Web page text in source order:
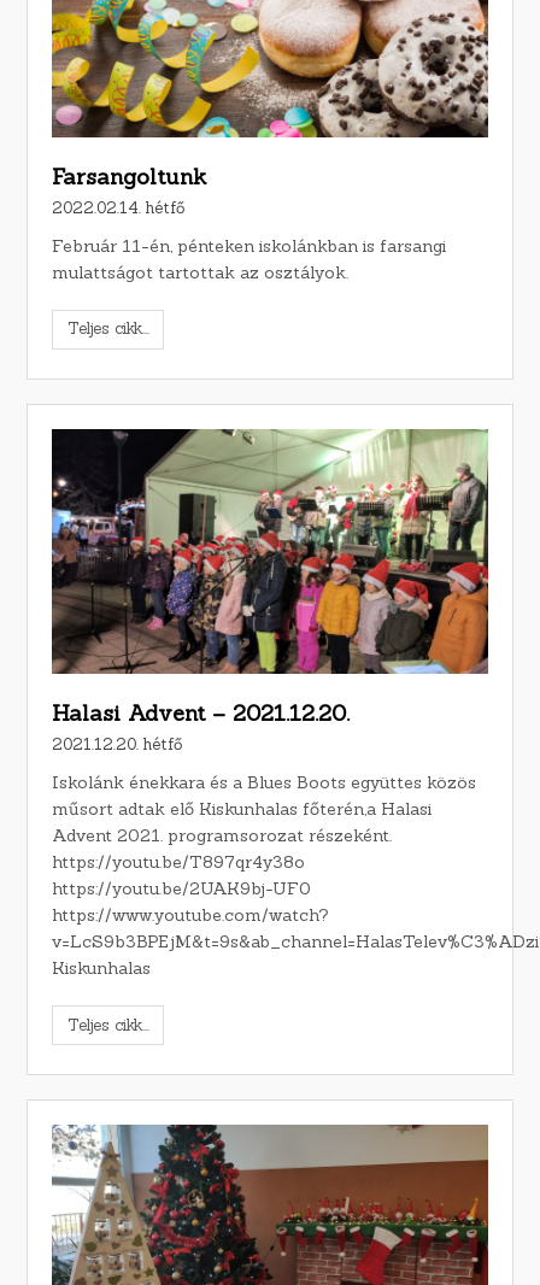
Farsangoltunk
2022.02.14. hétfő
Február 11-én, pénteken iskolánkban is farsangi
mulattságot tartottak az osztályok.
Teljes cikk...
Halasi Advent – 2021.12.20.
2021.12.20. hétfő
Iskolánk énekkara és a Blues Boots együttes közös
műsort adtak elő Kiskunhalas főterén,a Halasi
Advent 2021. programsorozat részeként.
https://youtu.be/T897qr4y38o
https://youtu.be/2UAK9bj-UF0
https://www.youtube.com/watch?
Kiskunhalas
Teljes cikk...